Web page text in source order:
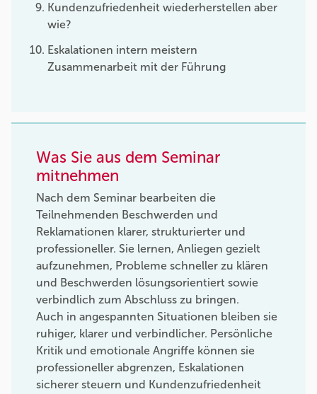
Kundenzufriedenheit wiederherstellen aber
wie?
Eskalationen intern meistern
Zusammenarbeit mit der Führung
Was Sie aus dem Seminar
mitnehmen
Nach dem Seminar bearbeiten die
Teilnehmenden Beschwerden und
Reklamationen klarer, strukturierter und
professioneller. Sie lernen, Anliegen gezielt
aufzunehmen, Probleme schneller zu klären
und Beschwerden lösungsorientiert sowie
verbindlich zum Abschluss zu bringen.
Auch in angespannten Situationen bleiben sie
ruhiger, klarer und verbindlicher. Persönliche
Kritik und emotionale Angriffe können sie
professioneller abgrenzen, Eskalationen
sicherer steuern und Kundenzufriedenheit